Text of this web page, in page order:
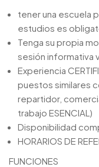
tener una escuela
estudios es
Tenga su propia
sesión informativa
Experiencia
puestos similares
repartidor,
trabajo ESENCIAL)
Disponibilidad
HORARIOS DE
FUNCIONES